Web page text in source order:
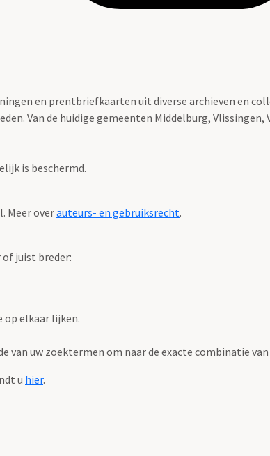
en prentbriefkaarten uit diverse archieven en
Van de huidige gemeenten Middelburg, Vlissingen,
is beschermd.
Meer overauteurs- en gebruiksrecht.
juist breder:
op elkaar lijken.
van uw zoektermen om naar de exacte combinatie
u hier.